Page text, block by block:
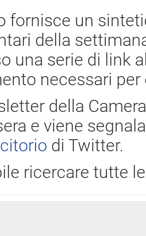
fornisce un
della
una serie di link
necessari
della
e viene
di Twitter.
ricercare tutte